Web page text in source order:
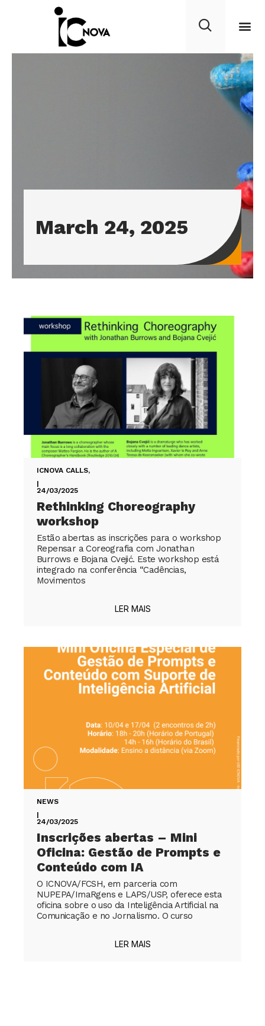
March 24, 2025
ICNOVA CALLS,
|
24/03/2025
Rethinking Choreography
workshop
Estão abertas as inscrições para o workshop
Repensar a Coreografia com Jonathan
Burrows e Bojana Cvejić. Este workshop está
integrado na conferência “Cadências,
Movimentos
LER MAIS
NEWS
|
24/03/2025
Inscrições abertas – Mini
Oficina: Gestão de Prompts e
Conteúdo com IA
O ICNOVA/FCSH, em parceria com
NUPEPA/ImaRgens e LAPS/USP, oferece esta
oficina sobre o uso da Inteligência Artificial na
Comunicação e no Jornalismo. O curso
LER MAIS